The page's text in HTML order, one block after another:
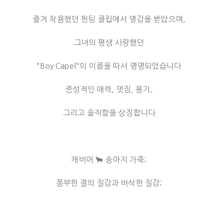
즐겨 착용했던 헌팅 클립에서 영감을 받았으며,
그녀의 평생 사랑했던
"Boy Capel"의 이름을 따서 명명되었습니다
중성적인 매력, 멋짐, 용기,
그리고 솔직함을 상징합니다
캐비어 🐂 송아지 가죽;
풍부한 결의 질감과 바삭한 질감;